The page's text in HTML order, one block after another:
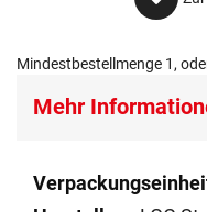
Mindestbestellmenge 1,
Mehr
Mehr